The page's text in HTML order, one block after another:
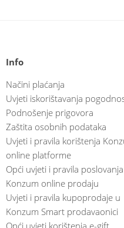
Info
Načini plaćanja
Uvjeti iskorištavanja
Podnošenje prigovora
Zaštita osobnih podataka
Uvjeti i pravila korištenja
online platforme
Opći uvjeti i pravila
Konzum online prodaju
Uvjeti i pravila kupoprodaje u
Konzum Smart prodavaonici
Opći uvjeti korištenja e-gift